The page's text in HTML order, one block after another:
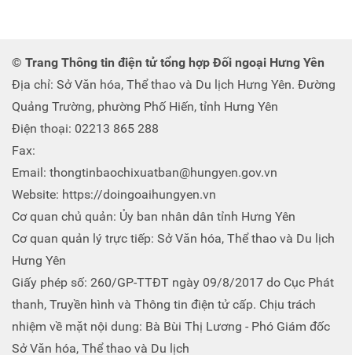
© Trang Thông tin điện tử tổng hợp Đối ngoại Hưng Yên
Địa chỉ: Sở Văn hóa, Thể thao và Du lịch Hưng Yên. Đường
Quảng Trường, phường Phố Hiến, tỉnh Hưng Yên
Điện thoại: 02213 865 288
Fax:
Email: thongtinbaochixuatban@hungyen.gov.vn
Website: https://doingoaihungyen.vn
Cơ quan chủ quản: Ủy ban nhân dân tỉnh Hưng Yên
Cơ quan quản lý trực tiếp: Sở Văn hóa, Thể thao và Du lịch
Hưng Yên
Giấy phép số: 260/GP-TTĐT ngày 09/8/2017 do Cục Phát
thanh, Truyền hình và Thông tin điện tử cấp. Chịu trách
nhiệm về mặt nội dung: Bà Bùi Thị Lương - Phó Giám đốc
Sở Văn hóa, Thể thao và Du lịch